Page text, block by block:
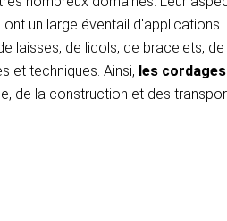
un large éventail
laisses, de licols, de bracelets,
et techniques. Ainsi, les
de la construction et des